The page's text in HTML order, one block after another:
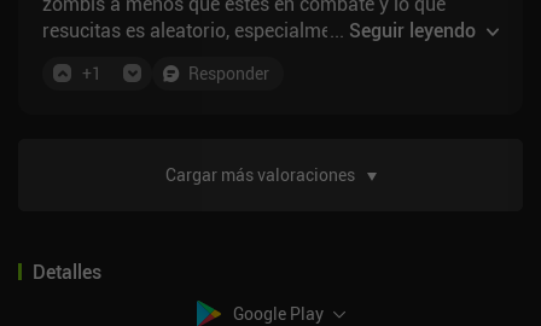
resucitas es aleatorio, especialmente si hay varios
... Seguir leyendo
+1 Responder
Cargar más valoraciones
Detalles
Google Play